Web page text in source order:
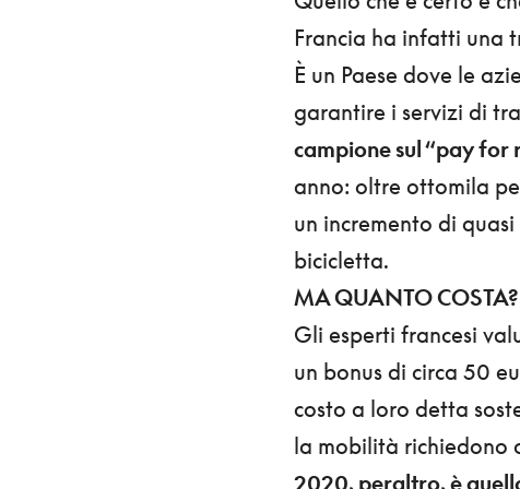
Francia ha infatti una
È un Paese dove le
garantire i servizi di
campione sul “pay for
anno: oltre ottomila
un incremento di
bicicletta.
MA QUANTO COSTA?
Gli esperti francesi
un bonus di circa 50
costo a loro detta
la mobilità richiedono
2020, peraltro, è